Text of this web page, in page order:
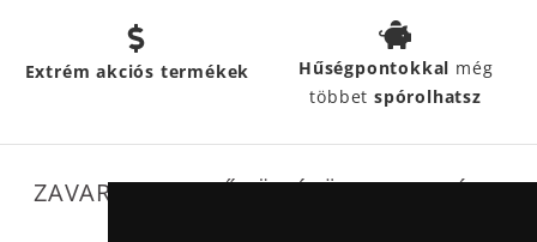
Extrém akciós termékek Hűségpontokkal még
többetspórolhatsz
ZAVARTALAN MŰKÖDÉSÜNKET SEGÍTIK